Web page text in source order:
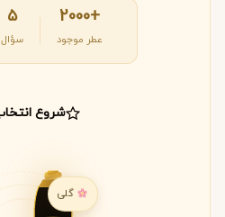
+2000
عطر موجود
۵
سؤال
شروع
گلی